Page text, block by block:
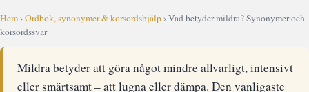
Hem›Ordbok, synonymer & korsordshjälp› Vad betyder mildra? Synonymer och
korsordssvar
Mildra betyder att göra något mindre allvarligt, intensivt
eller smärtsamt – att lugna eller dämpa. Den vanligaste